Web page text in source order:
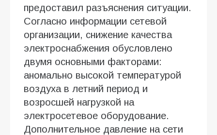
предоставил разъяснения ситуации.
Согласно информации сетевой
организации, снижение качества
электроснабжения обусловлено
двумя основными факторами:
аномально высокой температурой
воздуха в летний период и
возросшей нагрузкой на
электросетевое оборудование.
Дополнительное давление на сети